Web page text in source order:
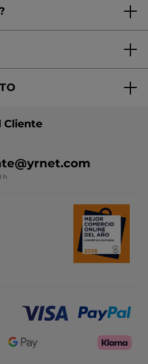
Cliente
h